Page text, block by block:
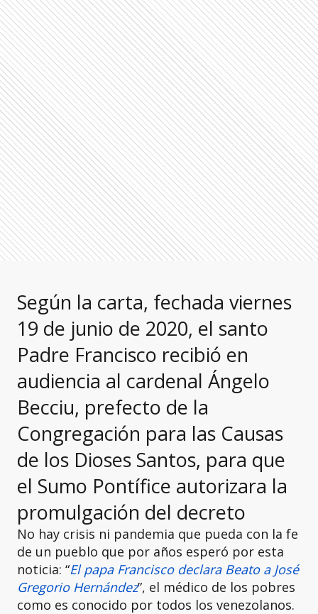
Según la carta, fechada viernes
19 de junio de 2020, el santo
Padre Francisco recibió en
audiencia al cardenal Ángelo
Becciu, prefecto de la
Congregación para las Causas
de los Dioses Santos, para que
el Sumo Pontífice autorizara la
promulgación del decreto
No hay crisis ni pandemia que pueda con la fe
de un pueblo que por años esperó por esta
noticia: “El papa Francisco declara Beato a José
Gregorio Hernández”, el médico de los pobres
como es conocido por todos los venezolanos.